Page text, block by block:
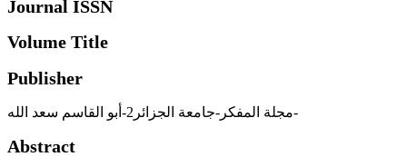
Journal ISSN
Volume Title
Publisher
مجلة المفكر-جامعة الجزائر2-أبو القاسم سعد الله-
Abstract